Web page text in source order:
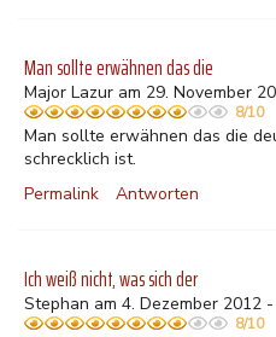
Man sollte erwähnen das die
Major Lazur am 29. November
8/10
Man sollte erwähnen das die
schrecklich ist.
Permalink
Antworten
Ich weiß nicht, was sich der
Stephan am 4. Dezember 2012
8/10